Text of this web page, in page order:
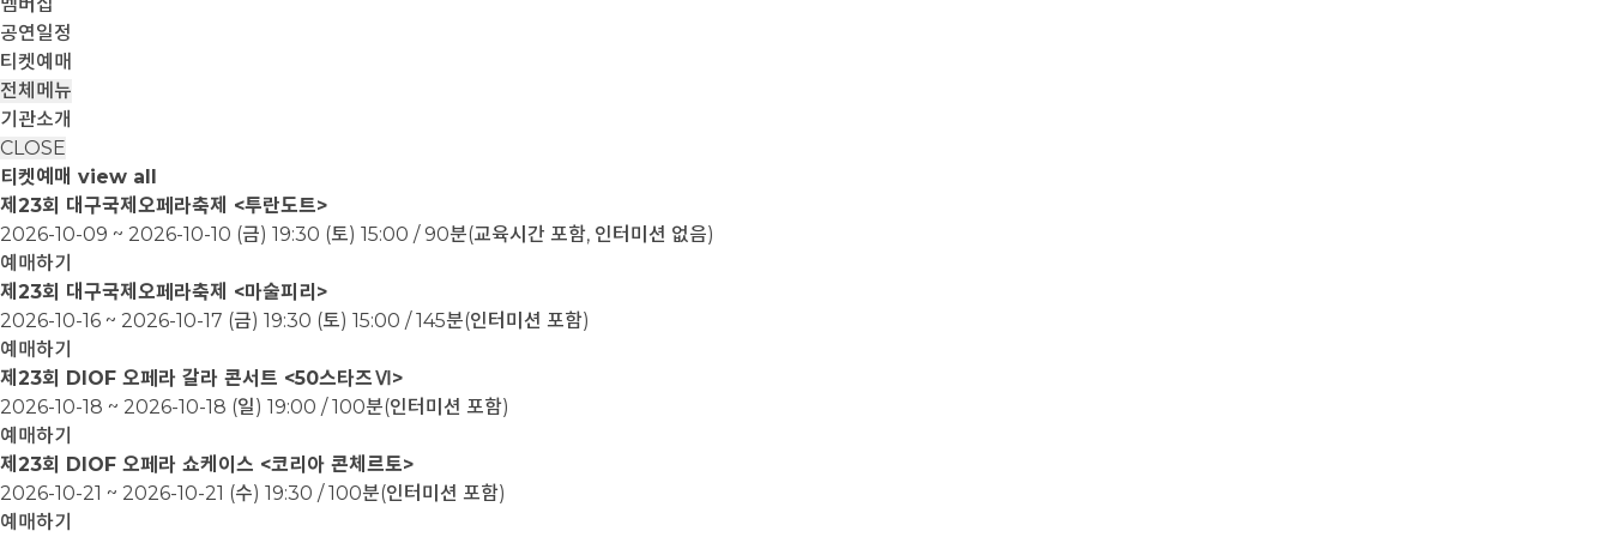
공연일정
티켓예매
전체메뉴
기관소개
CLOSE
티켓예매 view all
제23회 대구국제오페라축제 <투란도트>
2026-10-09 ~ 2026-10-10 (금) 19:30 (토) 15:00 / 90분(교육시간 포함, 인터미션 없음)
예매하기
제23회 대구국제오페라축제 <마술피리>
2026-10-16 ~ 2026-10-17 (금) 19:30 (토) 15:00 / 145분(인터미션 포함)
예매하기
제23회 DIOF 오페라 갈라 콘서트 <50스타즈Ⅵ>
2026-10-18 ~ 2026-10-18 (일) 19:00 / 100분(인터미션 포함)
예매하기
제23회 DIOF 오페라 쇼케이스 <코리아 콘체르토>
2026-10-21 ~ 2026-10-21 (수) 19:30 / 100분(인터미션 포함)
예매하기